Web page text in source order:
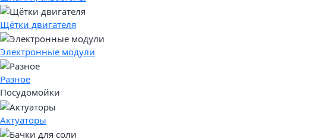
Щётки двигателя
Электронные модули
Разное
Посудомойки
Актуаторы